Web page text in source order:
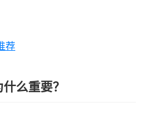
荐
么重要？